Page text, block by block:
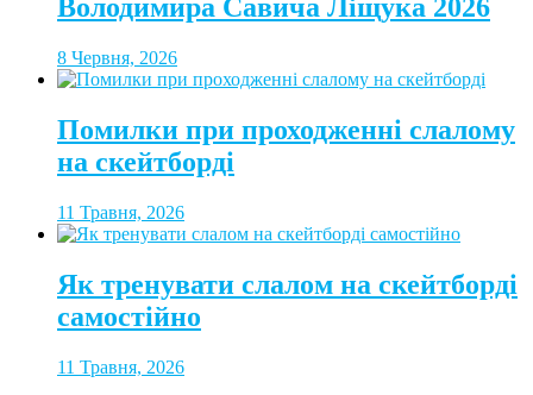
Володимира Савича Ліщука 2026
8 Червня, 2026
Помилки при проходженні слалому
на скейтборді
11 Травня, 2026
Як тренувати слалом на скейтборді
самостійно
11 Травня, 2026